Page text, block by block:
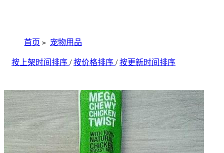
首页 > 宠物用品
按上架时间排序 / 按价格排序 / 按更新时间排序